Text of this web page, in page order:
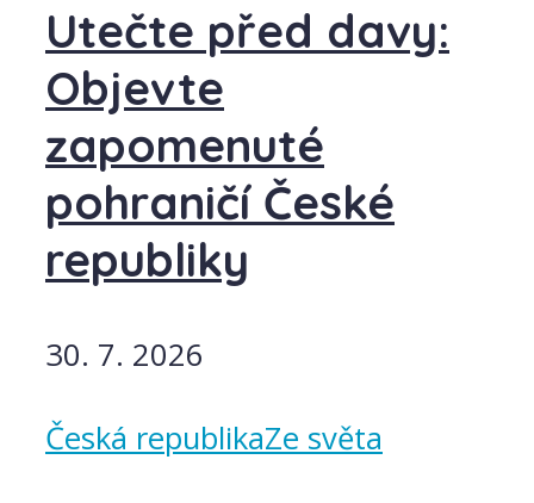
Utečte před davy:
Objevte
zapomenuté
pohraničí České
republiky
30. 7. 2026
Česká republikaZe světa